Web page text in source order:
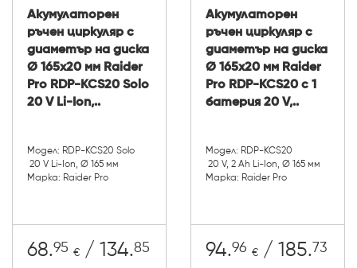
Акумулаторен
ръчен циркуляр с
диаметър на диска
Ø 165х20 мм Raider
Pro RDP-KCS20 Solo
20 V Li-Ion,..
Модел: RDP-KCS20 Solo
20 V Li-Ion, Ø 165 мм
Марка: Raider Pro
68.95 € / 134.85
Акумулаторен
ръчен циркуляр с
диаметър на диска
Ø 165х20 мм Raider
Pro RDP-KCS20 с 1
батерия 20 V,..
Модел: RDP-KCS20
20 V, 2 Ah Li-Ion, Ø 165 мм
Марка: Raider Pro
94.96 € / 185.73